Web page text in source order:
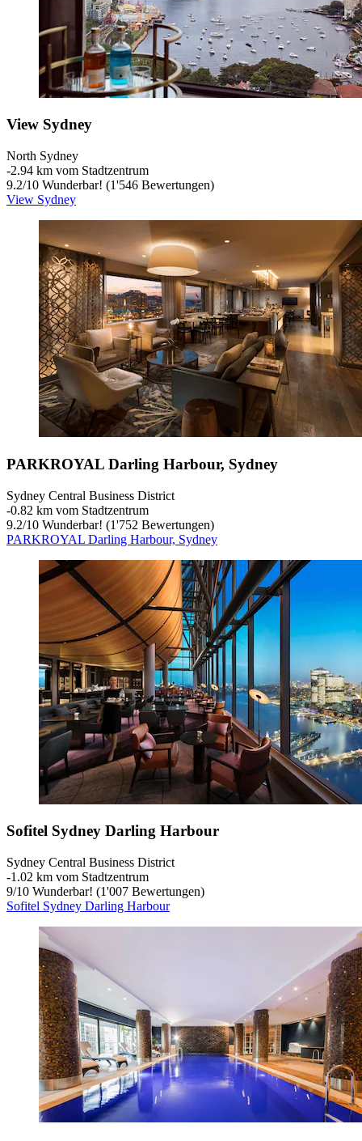
View Sydney
North Sydney
‐2.94 km vom Stadtzentrum
9.2/10 Wunderbar! (1'546 Bewertungen)
View Sydney
PARKROYAL Darling Harbour, Sydney
Sydney Central Business District
‐0.82 km vom Stadtzentrum
9.2/10 Wunderbar! (1'752 Bewertungen)
PARKROYAL Darling Harbour, Sydney
Sofitel Sydney Darling Harbour
Sydney Central Business District
‐1.02 km vom Stadtzentrum
9/10 Wunderbar! (1'007 Bewertungen)
Sofitel Sydney Darling Harbour